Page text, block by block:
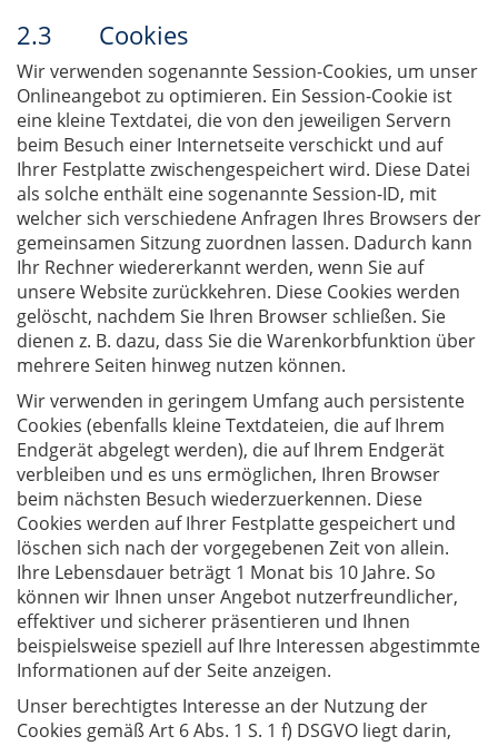
2.3 Cookies
Wir verwenden sogenannte Session-Cookies, um unser
Onlineangebot zu optimieren. Ein Session-Cookie ist
eine kleine Textdatei, die von den jeweiligen Servern
beim Besuch einer Internetseite verschickt und auf
Ihrer Festplatte zwischengespeichert wird. Diese Datei
als solche enthält eine sogenannte Session-ID, mit
welcher sich verschiedene Anfragen Ihres Browsers der
gemeinsamen Sitzung zuordnen lassen. Dadurch kann
Ihr Rechner wiedererkannt werden, wenn Sie auf
unsere Website zurückkehren. Diese Cookies werden
gelöscht, nachdem Sie Ihren Browser schließen. Sie
dienen z. B. dazu, dass Sie die Warenkorbfunktion über
mehrere Seiten hinweg nutzen können.
Wir verwenden in geringem Umfang auch persistente
Cookies (ebenfalls kleine Textdateien, die auf Ihrem
Endgerät abgelegt werden), die auf Ihrem Endgerät
verbleiben und es uns ermöglichen, Ihren Browser
beim nächsten Besuch wiederzuerkennen. Diese
Cookies werden auf Ihrer Festplatte gespeichert und
löschen sich nach der vorgegebenen Zeit von allein.
Ihre Lebensdauer beträgt 1 Monat bis 10 Jahre. So
können wir Ihnen unser Angebot nutzerfreundlicher,
effektiver und sicherer präsentieren und Ihnen
beispielsweise speziell auf Ihre Interessen abgestimmte
Informationen auf der Seite anzeigen.
Unser berechtigtes Interesse an der Nutzung der
Cookies gemäß Art 6 Abs. 1 S. 1 f) DSGVO liegt darin,